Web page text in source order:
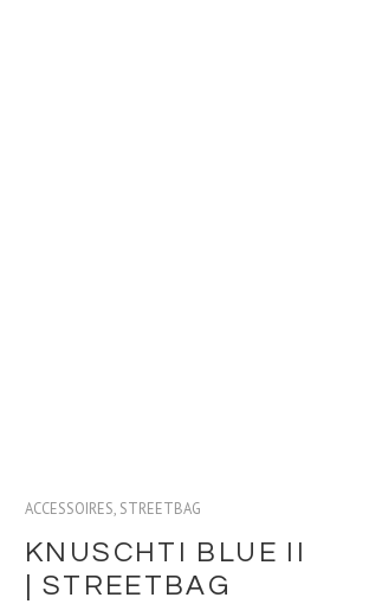
ACCESSOIRES STREETBAG
KNUSCHTI BLUE II
| STREETBAG